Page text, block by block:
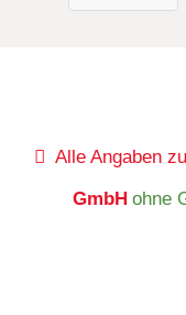
Alle Angaben zu
GmbH ohne